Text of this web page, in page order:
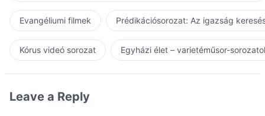
Evangéliumi filmek Prédikációsorozat: Az igazság
Kórus videó sorozat Egyházi élet – varietéműsor-
Leave a Reply